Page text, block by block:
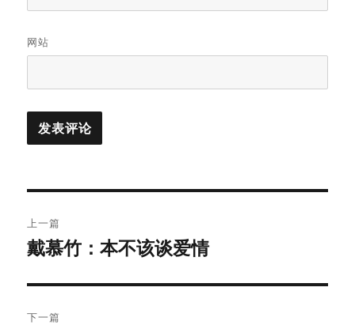
网站
章
航
上一篇
上
文
章：
戴慕竹：本不该谈爱情
下一篇